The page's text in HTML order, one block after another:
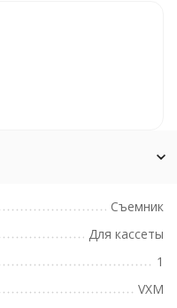
Съемник
Для кассеты
1
VXM